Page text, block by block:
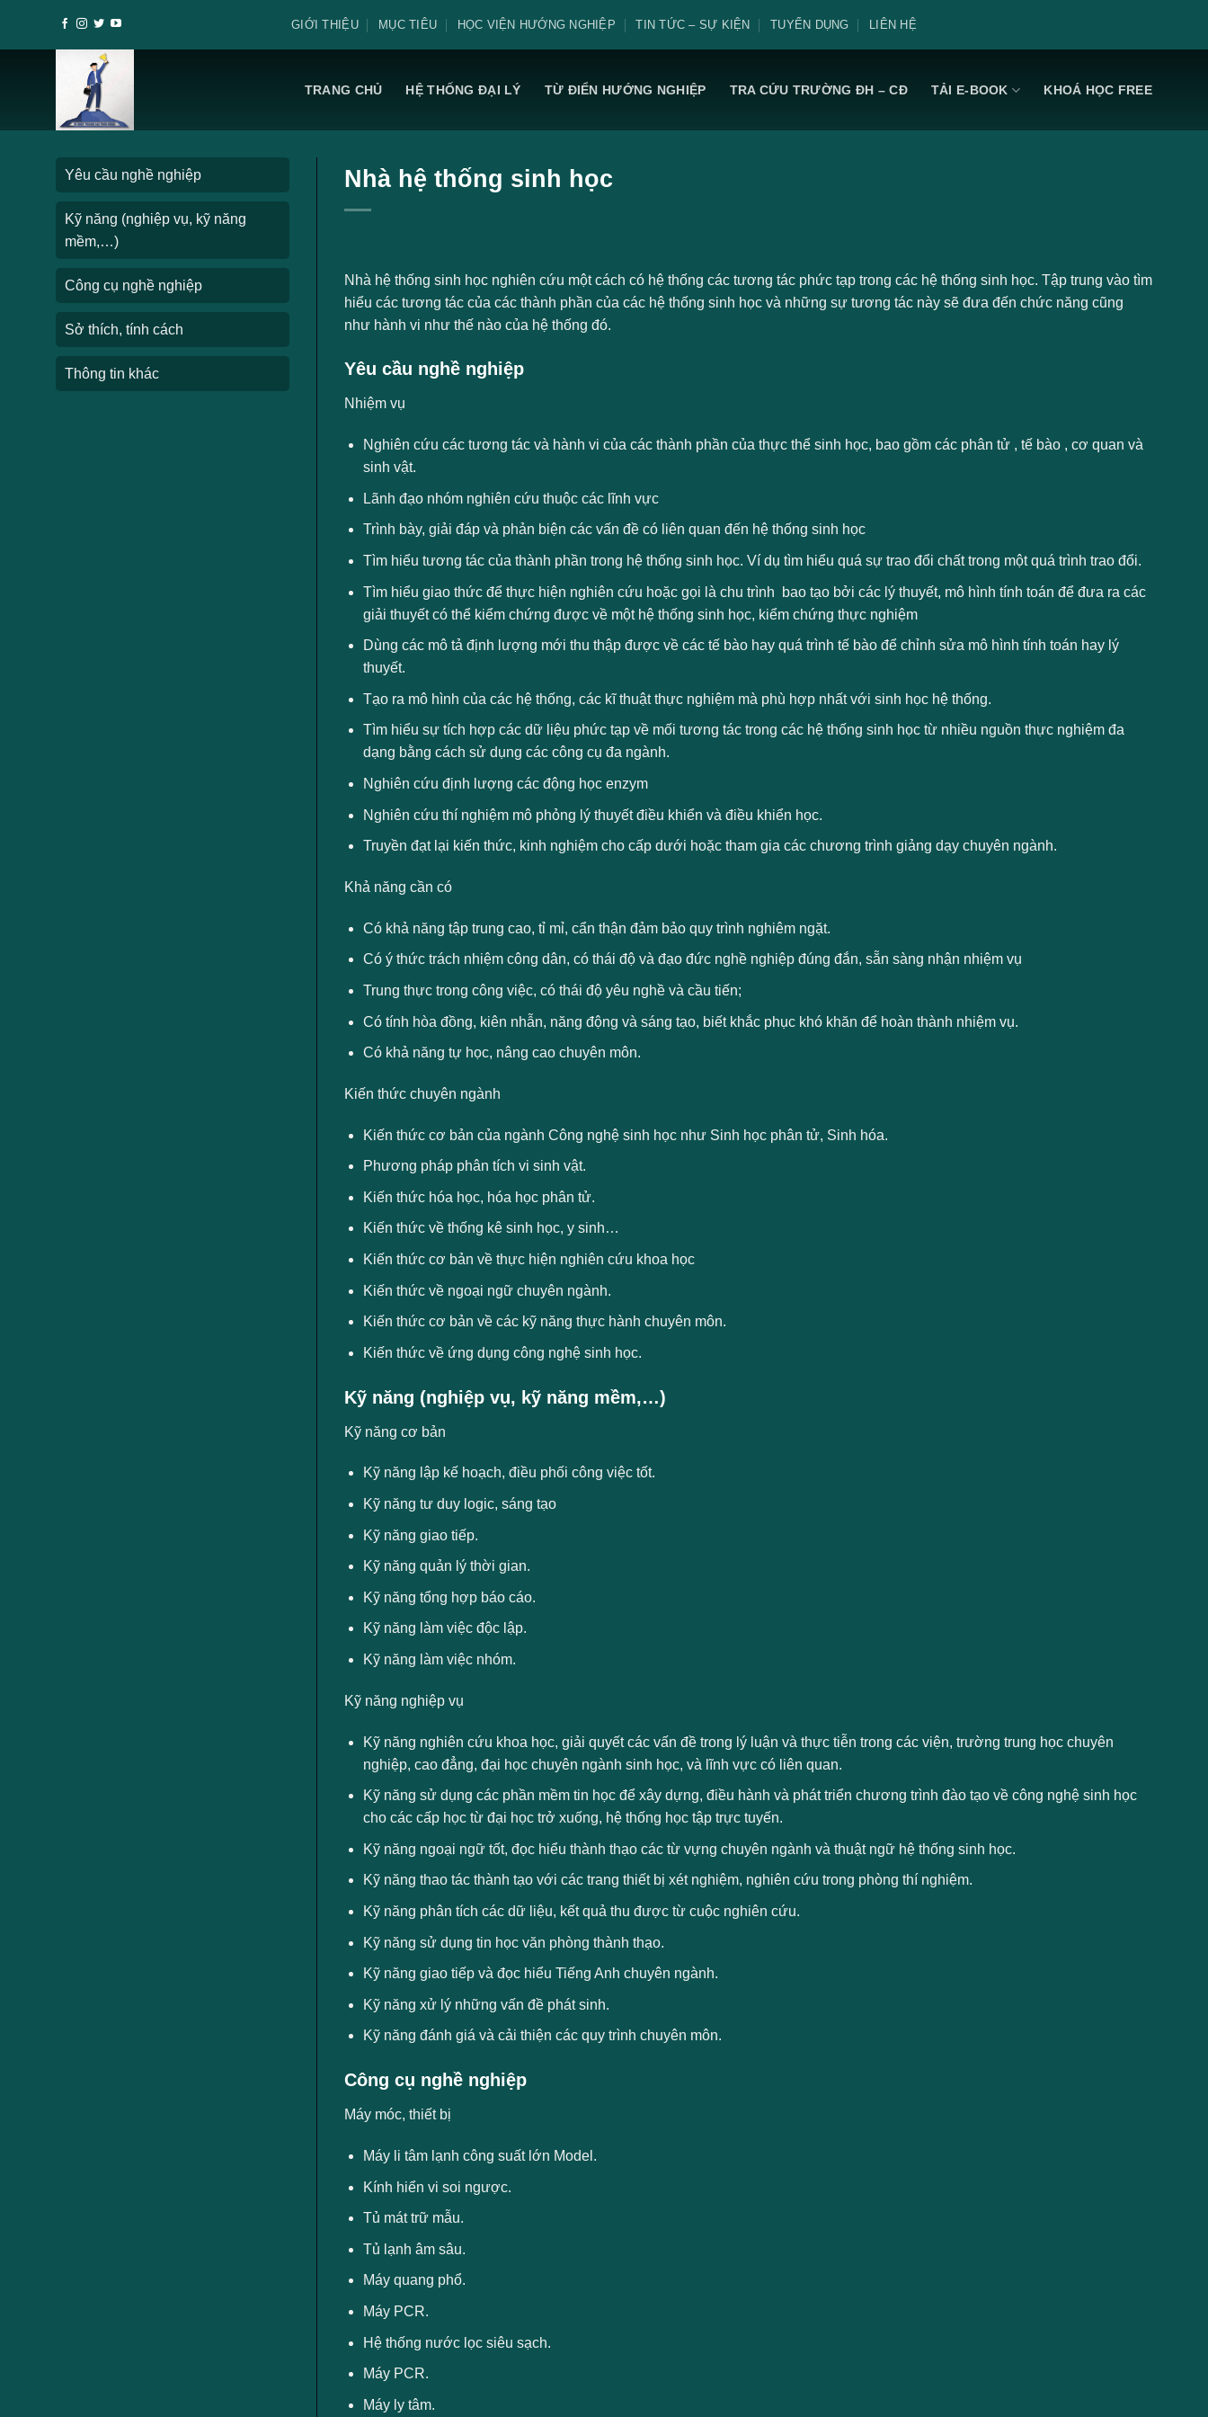
GIỚI THIỆU MỤC TIÊU HỌC VIỆN HƯỚNG NGHIỆP TIN TỨC – SỰ KIỆN TUYỂN DỤNG LIÊN HỆ
TRANG CHỦ HỆ THỐNG ĐẠI LÝ TỪ ĐIỂN HƯỚNG NGHIỆP TRA CỨU TRƯỜNG ĐH – CĐ TẢI E-BOOK KHOÁ HỌC FREE
Yêu cầu nghề nghiệp
Kỹ năng (nghiệp vụ, kỹ năng
mềm,…)
Công cụ nghề nghiệp
Sở thích, tính cách
Thông tin khác
Nhà hệ thống sinh học
Nhà hệ thống sinh học nghiên cứu một cách có hệ thống các tương tác phức tạp trong các hệ thống sinh học. Tập trung vào tìm
hiểu các tương tác của các thành phần của các hệ thống sinh học và những sự tương tác này sẽ đưa đến chức năng cũng
như hành vi như thế nào của hệ thống đó.
Yêu cầu nghề nghiệp
Nhiệm vụ
Nghiên cứu các tương tác và hành vi của các thành phần của thực thể sinh học, bao gồm các phân tử , tế bào , cơ quan và
sinh vật.
Lãnh đạo nhóm nghiên cứu thuộc các lĩnh vực
Trình bày, giải đáp và phản biện các vấn đề có liên quan đến hệ thống sinh học
Tìm hiểu tương tác của thành phần trong hệ thống sinh học. Ví dụ tìm hiểu quá sự trao đổi chất trong một quá trình trao đổi.
Tìm hiểu giao thức để thực hiện nghiên cứu hoặc gọi là chu trình bao tạo bởi các lý thuyết, mô hình tính toán để đưa ra các
giải thuyết có thể kiểm chứng được về một hệ thống sinh học, kiểm chứng thực nghiệm
Dùng các mô tả định lượng mới thu thập được về các tế bào hay quá trình tế bào để chỉnh sửa mô hình tính toán hay lý
thuyết.
Tạo ra mô hình của các hệ thống, các kĩ thuật thực nghiệm mà phù hợp nhất với sinh học hệ thống.
Tìm hiểu sự tích hợp các dữ liệu phức tạp về mối tương tác trong các hệ thống sinh học từ nhiều nguồn thực nghiệm đa
dạng bằng cách sử dụng các công cụ đa ngành.
Nghiên cứu định lượng các động học enzym
Nghiên cứu thí nghiệm mô phỏng lý thuyết điều khiển và điều khiển học.
Truyền đạt lại kiến thức, kinh nghiệm cho cấp dưới hoặc tham gia các chương trình giảng dạy chuyên ngành.
Khả năng cần có
Có khả năng tập trung cao, tỉ mỉ, cẩn thận đảm bảo quy trình nghiêm ngặt.
Có ý thức trách nhiệm công dân, có thái độ và đạo đức nghề nghiệp đúng đắn, sẵn sàng nhận nhiệm vụ
Trung thực trong công việc, có thái độ yêu nghề và cầu tiến;
Có tính hòa đồng, kiên nhẫn, năng động và sáng tạo, biết khắc phục khó khăn để hoàn thành nhiệm vụ.
Có khả năng tự học, nâng cao chuyên môn.
Kiến thức chuyên ngành
Kiến thức cơ bản của ngành Công nghệ sinh học như Sinh học phân tử, Sinh hóa.
Phương pháp phân tích vi sinh vật.
Kiến thức hóa học, hóa học phân tử.
Kiến thức về thống kê sinh học, y sinh…
Kiến thức cơ bản về thực hiện nghiên cứu khoa học
Kiến thức về ngoại ngữ chuyên ngành.
Kiến thức cơ bản về các kỹ năng thực hành chuyên môn.
Kiến thức về ứng dụng công nghệ sinh học.
Kỹ năng (nghiệp vụ, kỹ năng mềm,…)
Kỹ năng cơ bản
Kỹ năng lập kế hoạch, điều phối công việc tốt.
Kỹ năng tư duy logic, sáng tạo
Kỹ năng giao tiếp.
Kỹ năng quản lý thời gian.
Kỹ năng tổng hợp báo cáo.
Kỹ năng làm việc độc lập.
Kỹ năng làm việc nhóm.
Kỹ năng nghiệp vụ
Kỹ năng nghiên cứu khoa học, giải quyết các vấn đề trong lý luận và thực tiễn trong các viện, trường trung học chuyên
nghiệp, cao đẳng, đại học chuyên ngành sinh học, và lĩnh vực có liên quan.
Kỹ năng sử dụng các phần mềm tin học để xây dựng, điều hành và phát triển chương trình đào tạo về công nghệ sinh học
cho các cấp học từ đại học trở xuống, hệ thống học tập trực tuyến.
Kỹ năng ngoại ngữ tốt, đọc hiểu thành thạo các từ vựng chuyên ngành và thuật ngữ hệ thống sinh học.
Kỹ năng thao tác thành tạo với các trang thiết bị xét nghiệm, nghiên cứu trong phòng thí nghiệm.
Kỹ năng phân tích các dữ liệu, kết quả thu được từ cuộc nghiên cứu.
Kỹ năng sử dụng tin học văn phòng thành thạo.
Kỹ năng giao tiếp và đọc hiểu Tiếng Anh chuyên ngành.
Kỹ năng xử lý những vấn đề phát sinh.
Kỹ năng đánh giá và cải thiện các quy trình chuyên môn.
Công cụ nghề nghiệp
Máy móc, thiết bị
Máy li tâm lạnh công suất lớn Model.
Kính hiển vi soi ngược.
Tủ mát trữ mẫu.
Tủ lạnh âm sâu.
Máy quang phổ.
Máy PCR.
Hệ thống nước lọc siêu sạch.
Máy PCR.
Máy ly tâm.